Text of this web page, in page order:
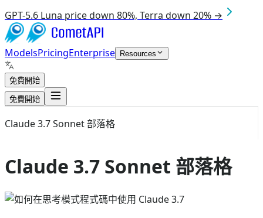
GPT-5.6 Luna price down 80%, Terra down 20% →
ModelsPricingEnterprise Resources
免費開始
免費開始
Claude 3.7 Sonnet 部落格
Claude 3.7 Sonnet 部落格